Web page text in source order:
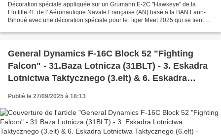
Décoration spéciale appliquée sur un Grumann E-2C "Hawkeye" de la
Flottille 4F de l' Aéronautique Navale Française (AN) basé à la BAN Lann-
Bihoué avec une décoration spéciale pour le Tiger Meet 2025 qui se tient à
General Dynamics F-16C Block 52 "Fighting
Falcon" - 31.Baza Lotnicza (31BLT) - 3. Eskadra
Lotnictwa Taktycznego (3.elt) & 6. Eskadra
Publié le 27/09/2025 à 18:13